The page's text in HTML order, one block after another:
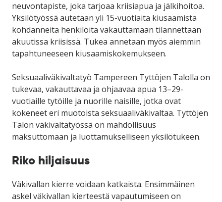
neuvontapiste, joka tarjoaa kriisiapua ja jälkihoitoa.
Yksilötyössä autetaan yli 15-vuotiaita kiusaamista
kohdanneita henkilöitä vakauttamaan tilannettaan
akuutissa kriisissä. Tukea annetaan myös aiemmin
tapahtuneeseen kiusaamiskokemukseen.
Seksuaaliväkivaltatyö Tampereen Tyttöjen Talolla on
tukevaa, vakauttavaa ja ohjaavaa apua 13–29-
vuotiaille tytöille ja nuorille naisille, jotka ovat
kokeneet eri muotoista seksuaaliväkivaltaa. Tyttöjen
Talon väkivaltatyössä on mahdollisuus
maksuttomaan ja luottamukselliseen yksilötukeen.
Riko hiljaisuus
Väkivallan kierre voidaan katkaista. Ensimmäinen
askel väkivallan kierteestä vapautumiseen on